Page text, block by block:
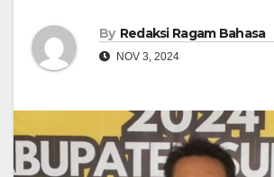
By Redaksi Ragam Bahasa
NOV 3, 2024